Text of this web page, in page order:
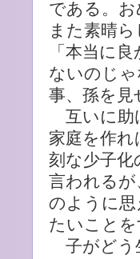
である。
また素晴ら
「本当に
ないのじ
事、孫を
互いに助
家庭を作
刻な少子化
言われる
のように
たいことを
子がどう